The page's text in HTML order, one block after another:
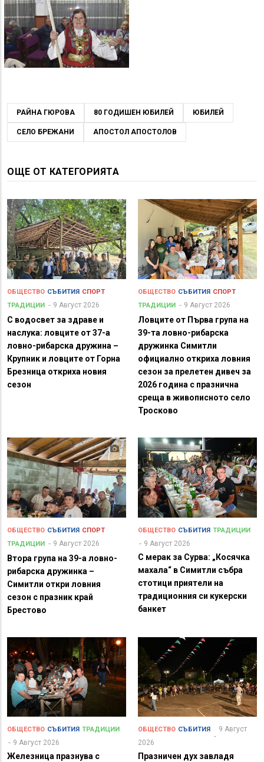
РАЙНА ГЮРОВА 80 ГОДИШЕН ЮБИЛЕЙ ЮБИЛЕЙ
СЕЛО БРЕЖАНИ АПОСТОЛ АПОСТОЛОВ
ОЩЕ ОТ КАТЕГОРИЯТА
ОБЩЕСТВО СЪБИТИЯ СПОРТ
ТРАДИЦИИ
9 Август 2026
С водосвет за здраве и
наслука: ловците от 37-а
ловно-рибарска дружина –
Крупник и ловците от Горна
Брезница откриха новия
сезон
ОБЩЕСТВО СЪБИТИЯ СПОРТ
ТРАДИЦИИ
9 Август 2026
Ловците от Първа група на
39-та ловно-рибарска
дружинка Симитли
официално откриха ловния
сезон за прелетен дивеч за
2026 година с празнична
среща в живописното село
Тросково
ОБЩЕСТВО СЪБИТИЯ СПОРТ
ТРАДИЦИИ
9 Август 2026
Втора група на 39-а ловно-
рибарска дружинка –
Симитли откри ловния
сезон с празник край
Брестово
ОБЩЕСТВО СЪБИТИЯ ТРАДИЦИИ
9 Август 2026
С мерак за Сурва: „Косячка
махала“ в Симитли събра
стотици приятели на
традиционния си кукерски
банкет
ОБЩЕСТВО СЪБИТИЯ ТРАДИЦИИ
9 Август 2026
Железница празнува с
ОБЩЕСТВО СЪБИТИЯ
9 Август
2026
Празничен дух завладя